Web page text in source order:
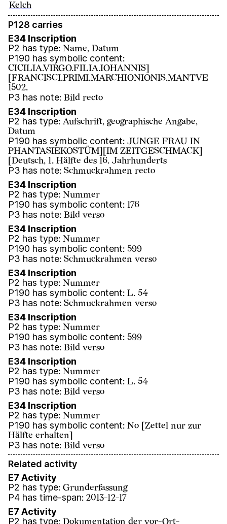
Kelch
P128 carries
E34 Inscription
P2 has type: Name, Datum
P190 has symbolic content:
CICILIA.VIRGO.FILIA.IOHANNIS]
[FRANCISCI.PRIMI.MARCHIONIONIS.MANTVE
1502.
P3 has note: Bild recto
E34 Inscription
P2 has type: Aufschrift, geographische Angabe,
Datum
P190 has symbolic content: JUNGE FRAU IN
PHANTASIEKOSTÜM][IM ZEITGESCHMACK]
[Deutsch, 1. Hälfte des 16. Jahrhunderts
P3 has note: Schmuckrahmen recto
E34 Inscription
P2 has type: Nummer
P190 has symbolic content: 176
P3 has note: Bild verso
E34 Inscription
P2 has type: Nummer
P190 has symbolic content: 599
P3 has note: Schmuckrahmen verso
E34 Inscription
P2 has type: Nummer
P190 has symbolic content: L. 54
P3 has note: Schmuckrahmen verso
E34 Inscription
P2 has type: Nummer
P190 has symbolic content: 599
P3 has note: Bild verso
E34 Inscription
P2 has type: Nummer
P190 has symbolic content: L. 54
P3 has note: Bild verso
E34 Inscription
P2 has type: Nummer
P190 has symbolic content: No [Zettel nur zur
Hälfte erhalten]
P3 has note: Bild verso
Related activity
E7 Activity
P2 has type: Grunderfassung
P4 has time-span: 2013-12-17
E7 Activity
P2 has type: Dokumentation der vor-Ort-